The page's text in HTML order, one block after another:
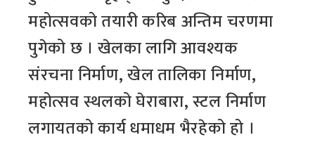
महोत्सवको तयारी करिब अन्तिम चरणमा
पुगेको छ । खेलका लागि आवश्यक
संरचना निर्माण, खेल तालिका निर्माण,
महोत्सव स्थलको घेराबारा, स्टल निर्माण
लगायतको कार्य धमाधम भैरहेको हो ।